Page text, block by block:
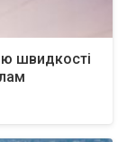
швидкості